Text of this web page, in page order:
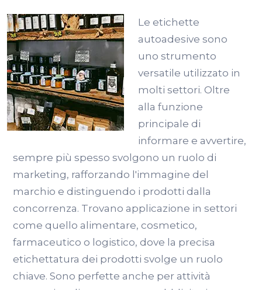
Le etichette
autoadesive sono
uno strumento
versatile utilizzato in
molti settori. Oltre
alla funzione
principale di
informare e avvertire,
sempre più spesso svolgono un ruolo di
marketing, rafforzando l'immagine del
marchio e distinguendo i prodotti dalla
concorrenza. Trovano applicazione in settori
come quello alimentare, cosmetico,
farmaceutico o logistico, dove la precisa
etichettatura dei prodotti svolge un ruolo
chiave. Sono perfette anche per attività